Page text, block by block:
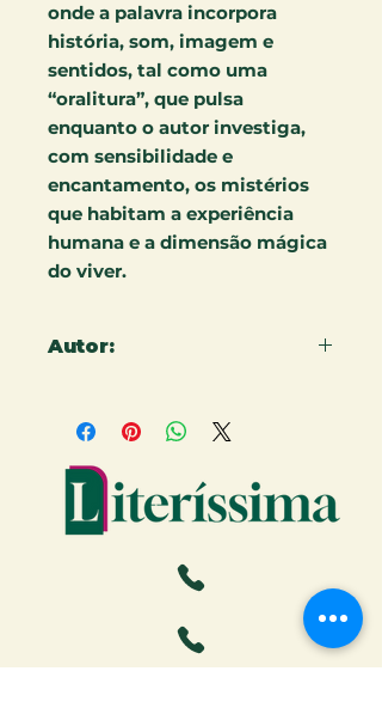
onde a palavra incorpora
história, som, imagem e
sentidos, tal como uma
“oralitura”, que pulsa
enquanto o autor investiga,
com sensibilidade e
encantamento, os mistérios
que habitam a experiência
humana e a dimensão mágica
do viver.
Autor: